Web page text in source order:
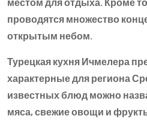
проводятся множество
открытым небом.
Турецкая кухня Ичмелера
характерные для региона
известных блюд можно
мяса, свежие овощи и